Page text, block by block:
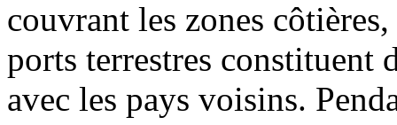
couvrant les zones
ports terrestres constituent
avec les pays voisins.